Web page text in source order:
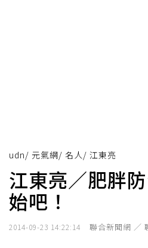
udn/ 元氣網/ 名人/ 江東亮
江東亮／肥胖
始吧！
2014-09-23 14:22:14 聯合新聞網 ／